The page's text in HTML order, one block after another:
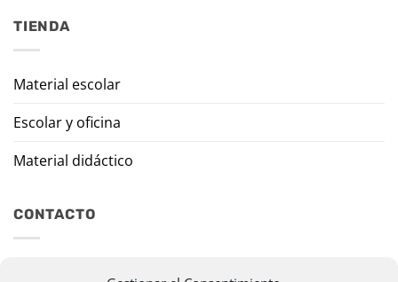
TIENDA
Material escolar
Escolar y oficina
Material didáctico
CONTACTO